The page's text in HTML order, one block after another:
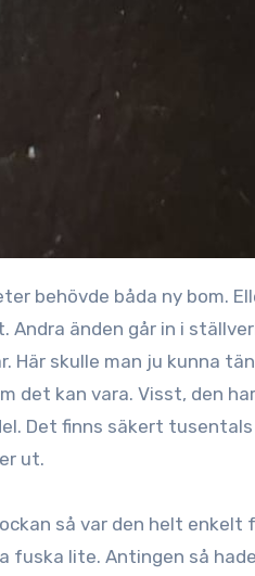
Andra änden går in i
Här skulle man ju kunna
det kan vara. Visst, den
Det finns säkert
ut.
så var den helt
fuska lite. Antingen så